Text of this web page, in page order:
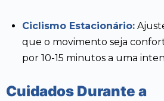
Ciclismo Estacionário:
que o movimento seja
por 10-15 minutos a uma
Cuidados Durante a